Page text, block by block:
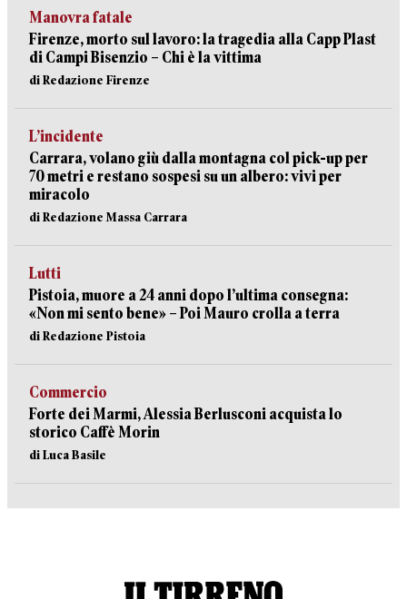
Manovra fatale
Firenze, morto sul lavoro: la tragedia alla Capp Plast
di Campi Bisenzio – Chi è la vittima
di Redazione Firenze
L’incidente
Carrara, volano giù dalla montagna col pick-up per
70 metri e restano sospesi su un albero: vivi per
miracolo
di Redazione Massa Carrara
Lutti
Pistoia, muore a 24 anni dopo l’ultima consegna:
«Non mi sento bene» – Poi Mauro crolla a terra
di Redazione Pistoia
Commercio
Forte dei Marmi, Alessia Berlusconi acquista lo
storico Caffè Morin
di Luca Basile